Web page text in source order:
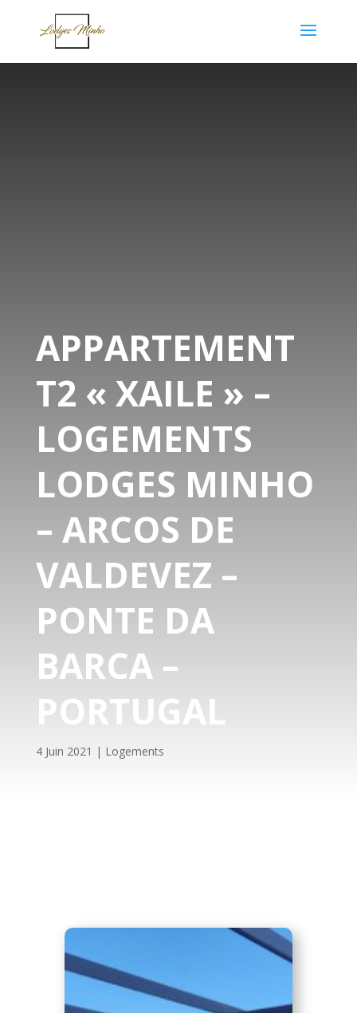
APPARTEMENT
T2 « XAILE » –
LOGEMENTS
LODGES MINHO
– ARCOS DE
VALDEVEZ –
PONTE DA
BARCA –
PORTUGAL
4 Juin 2021 | Logements